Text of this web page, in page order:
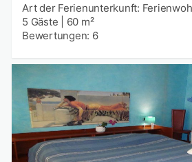
Art der Ferienunterkunft:
5 Gäste
60 m²
Bewertungen: 6